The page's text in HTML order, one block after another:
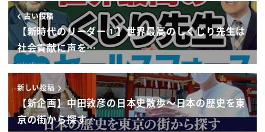
いうところで差別がこんなに行ったんだということ
ですね
まざまざと突きつけられて私は謝罪をすることにな
りました
その上でその給与水準がずれてるのどうするんです
か
わかりましたズレているのであれば低いところあげ
ましょう
古い投稿
【新時代のリーダー①】世界最高のしくじり先生は
社会貢献に声を…
新しい投稿
【新企画】中田敦彦の日本史散歩〜日本の歴史を東
京の街から探す…